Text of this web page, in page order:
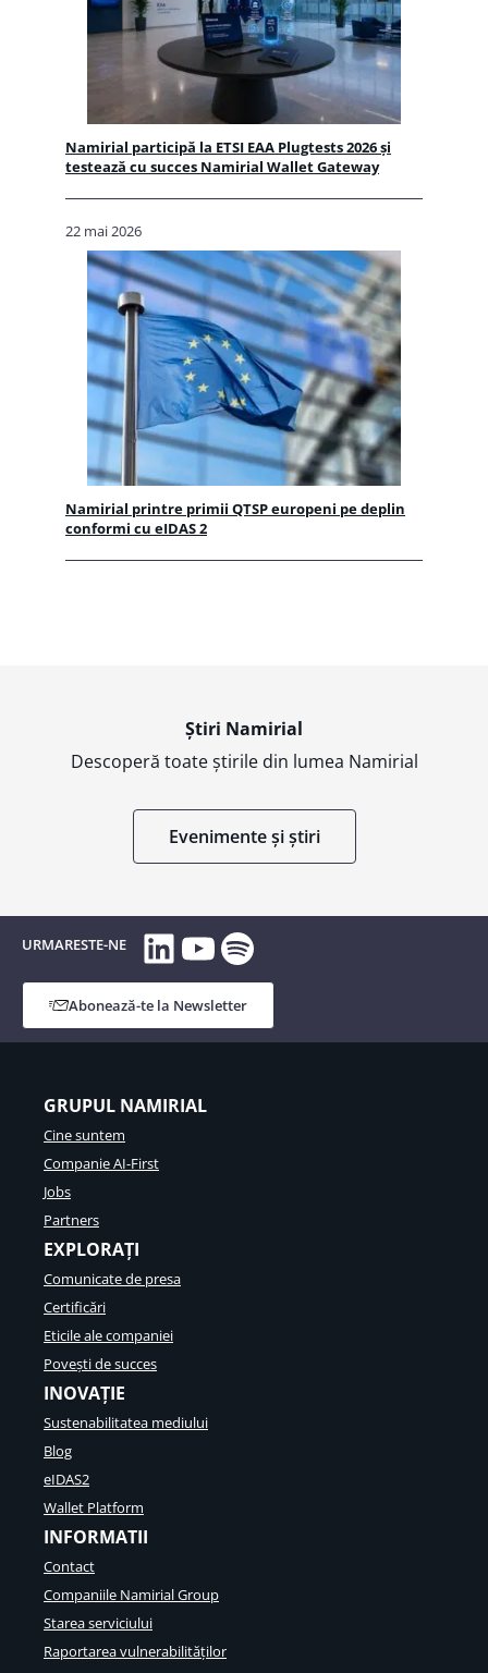
Namirial participă la ETSI EAA Plugtests 2026 și
testează cu succes Namirial Wallet Gateway
22 mai 2026
Namirial printre primii QTSP europeni pe deplin
conformi cu eIDAS 2
Știri Namirial
Descoperă toate știrile din lumea Namirial
Evenimente și știri
URMARESTE-NE LinkedIn
YouTube
Spotify
Abonează-te la Newsletter
GRUPUL NAMIRIAL
Cine suntem
Companie AI-First
Jobs
Partners
EXPLORAȚI
Comunicate de presa
Certificări
Eticile ale companiei
Povești de succes
INOVAȚIE
Sustenabilitatea mediului
Blog
eIDAS2
Wallet Platform
INFORMATII
Contact
Companiile Namirial Group
Starea serviciului
Raportarea vulnerabilităților